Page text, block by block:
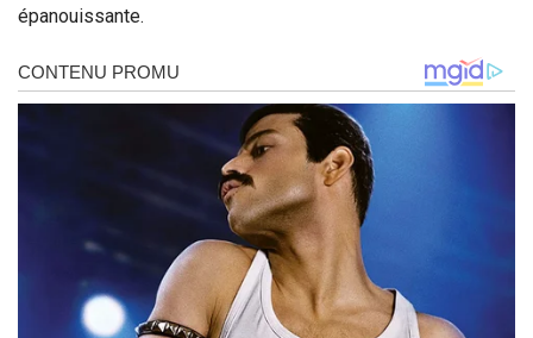
épanouissante.